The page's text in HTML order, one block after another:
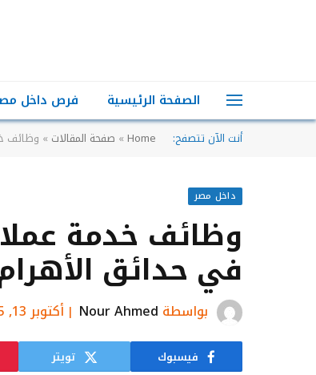
الصفحة الرئيسية فرص داخل
أنت الآن تتصفح: Home
» صفحة المقالات » وظائف
داخل مصر
وظائف خدمة
في حدائق
بواسطة Nour Ahmed أكتوبر 13, 2025
فيسبوك تويتر